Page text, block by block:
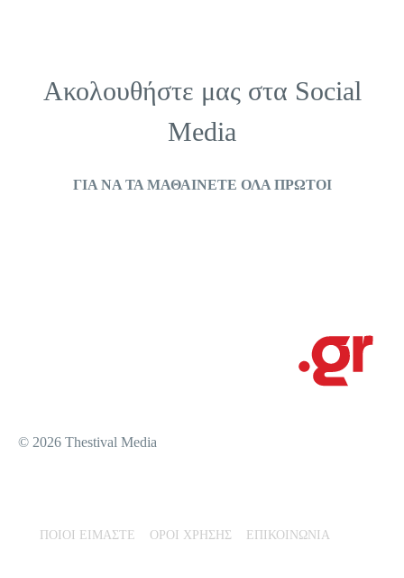
Ακολουθήστε μας στα Social
Media
ΓΙΑ ΝΑ ΤΑ ΜΑΘΑΙΝΕΤΕ ΟΛΑ ΠΡΩΤΟΙ
© 2026 Thestival Media
ΠΟΙΟΙ ΕΙΜΑΣΤΕ ΟΡΟΙ ΧΡΗΣΗΣ ΕΠΙΚΟΙΝΩΝΙΑ